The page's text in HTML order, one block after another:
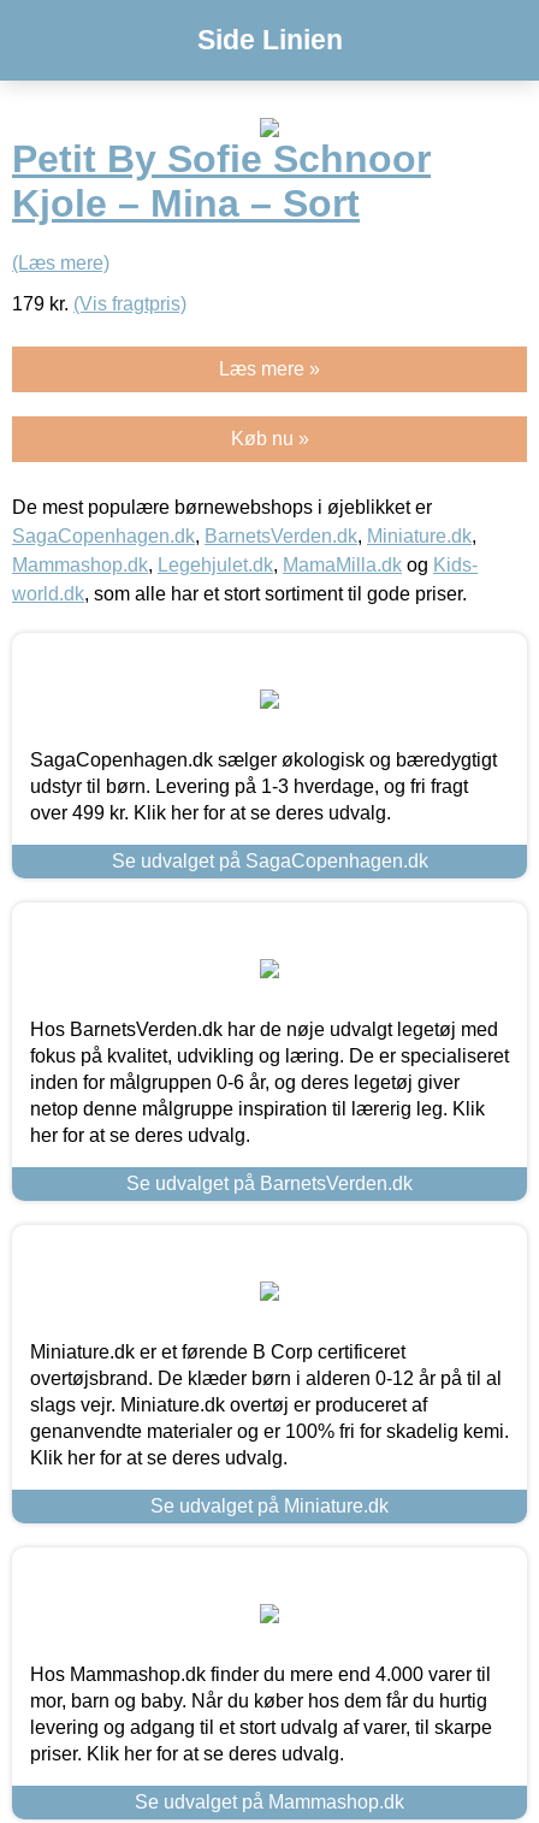
Side Linien
Petit By Sofie Schnoor
Kjole – Mina – Sort
(Læs mere)
179 kr. (Vis fragtpris)
Læs mere »
Køb nu »
De mest populære børnewebshops i øjeblikket er
SagaCopenhagen.dk, BarnetsVerden.dk, Miniature.dk,
Mammashop.dk, Legehjulet.dk, MamaMilla.dk og Kids-
world.dk, som alle har et stort sortiment til gode priser.
SagaCopenhagen.dk sælger økologisk og bæredygtigt
udstyr til børn. Levering på 1-3 hverdage, og fri fragt
over 499 kr. Klik her for at se deres udvalg.
Se udvalget på SagaCopenhagen.dk
Hos BarnetsVerden.dk har de nøje udvalgt legetøj med
fokus på kvalitet, udvikling og læring. De er specialiseret
inden for målgruppen 0-6 år, og deres legetøj giver
netop denne målgruppe inspiration til lærerig leg. Klik
her for at se deres udvalg.
Se udvalget på BarnetsVerden.dk
Miniature.dk er et førende B Corp certificeret
overtøjsbrand. De klæder børn i alderen 0-12 år på til al
slags vejr. Miniature.dk overtøj er produceret af
genanvendte materialer og er 100% fri for skadelig kemi.
Klik her for at se deres udvalg.
Se udvalget på Miniature.dk
Hos Mammashop.dk finder du mere end 4.000 varer til
mor, barn og baby. Når du køber hos dem får du hurtig
levering og adgang til et stort udvalg af varer, til skarpe
priser. Klik her for at se deres udvalg.
Se udvalget på Mammashop.dk